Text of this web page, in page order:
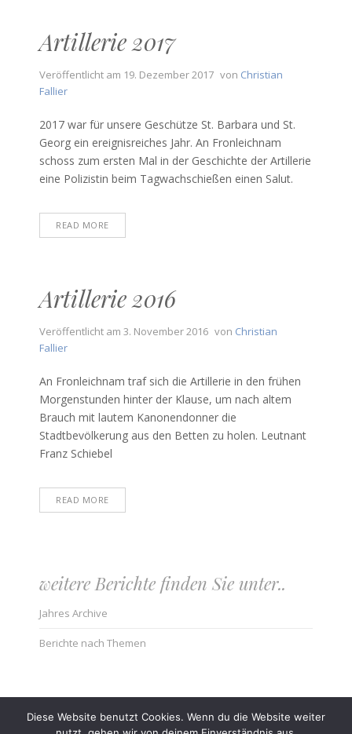
Artillerie 2017
Veröffentlicht am 19. Dezember 2017 von Christian
Fallier
2017 war für unsere Geschütze St. Barbara und St.
Georg ein ereignisreiches Jahr. An Fronleichnam
schoss zum ersten Mal in der Geschichte der Artillerie
eine Polizistin beim Tagwachschießen einen Salut.
READ MORE
Artillerie 2016
Veröffentlicht am 3. November 2016 von Christian
Fallier
An Fronleichnam traf sich die Artillerie in den frühen
Morgenstunden hinter der Klause, um nach altem
Brauch mit lautem Kanonendonner die
Stadtbevölkerung aus den Betten zu holen. Leutnant
Franz Schiebel
READ MORE
weitere Berichte finden Sie unter..
Jahres Archive
Berichte nach Themen
Diese Website benutzt Cookies. Wenn du die Website weiter